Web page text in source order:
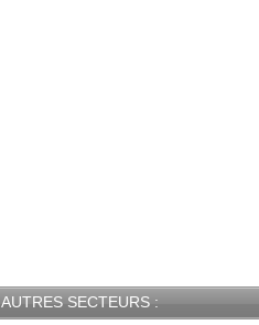
AUTRES SECTEURS :